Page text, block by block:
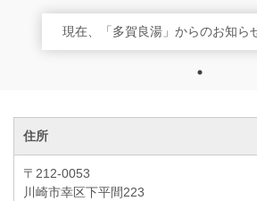
現在、「多賀良湯」からのお知ら
住所
〒212-0053
川崎市幸区下平間223